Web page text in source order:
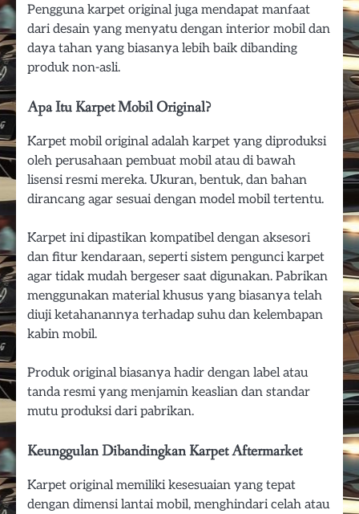
Pengguna karpet original juga mendapat manfaat
dari desain yang menyatu dengan interior mobil dan
daya tahan yang biasanya lebih baik dibanding
produk non-asli.
Apa Itu Karpet Mobil Original?
Karpet mobil original adalah karpet yang diproduksi
oleh perusahaan pembuat mobil atau di bawah
lisensi resmi mereka. Ukuran, bentuk, dan bahan
dirancang agar sesuai dengan model mobil tertentu.
Karpet ini dipastikan kompatibel dengan aksesori
dan fitur kendaraan, seperti sistem pengunci karpet
agar tidak mudah bergeser saat digunakan. Pabrikan
menggunakan material khusus yang biasanya telah
diuji ketahanannya terhadap suhu dan kelembapan
kabin mobil.
Produk original biasanya hadir dengan label atau
tanda resmi yang menjamin keaslian dan standar
mutu produksi dari pabrikan.
Keunggulan Dibandingkan Karpet Aftermarket
Karpet original memiliki kesesuaian yang tepat
dengan dimensi lantai mobil, menghindari celah atau